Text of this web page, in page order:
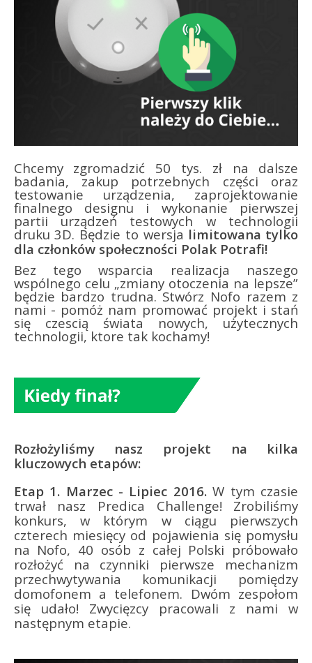
Chcemy zgromadzić 50 tys. zł na dalsze
badania, zakup potrzebnych części oraz
testowanie urządzenia, zaprojektowanie
finalnego designu i wykonanie pierwszej
partii urządzeń testowych w technologii
druku 3D. Będzie to wersja limitowana tylko
dla członków społeczności Polak Potrafi!
Bez tego wsparcia realizacja naszego
wspólnego celu „zmiany otoczenia na lepsze”
będzie bardzo trudna. Stwórz Nofo razem z
nami - pomóż nam promować projekt i stań
się czescią świata nowych, użytecznych
technologii, ktore tak kochamy!
Rozłożyliśmy nasz projekt na kilka
kluczowych etapów:
Etap 1. Marzec - Lipiec 2016. W tym czasie
trwał nasz Predica Challenge! Zrobiliśmy
konkurs, w którym w ciągu pierwszych
czterech miesięcy od pojawienia się pomysłu
na Nofo, 40 osób z całej Polski próbowało
rozłożyć na czynniki pierwsze mechanizm
przechwytywania komunikacji pomiędzy
domofonem a telefonem. Dwóm zespołom
się udało! Zwycięzcy pracowali z nami w
następnym etapie.